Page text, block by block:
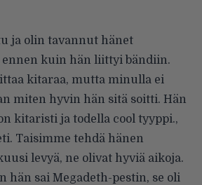
ja olin tavannut hänet
kuin hän liittyi bändiin.
kitaraa, mutta minulla ei
miten hyvin hän sitä soitti. Hän
kitaristi ja todella cool tyyppi.,
Taisimme tehdä hänen
levyä, ne olivat hyviä aikoja.
hän sai Megadeth-pestin, se oli